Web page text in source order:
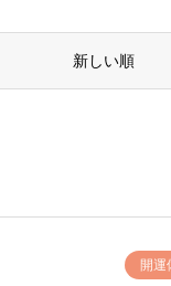
新しい順
開運